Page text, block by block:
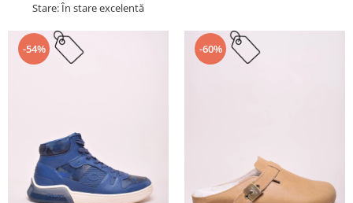
Stare: În stare excelentă
-54% -60%